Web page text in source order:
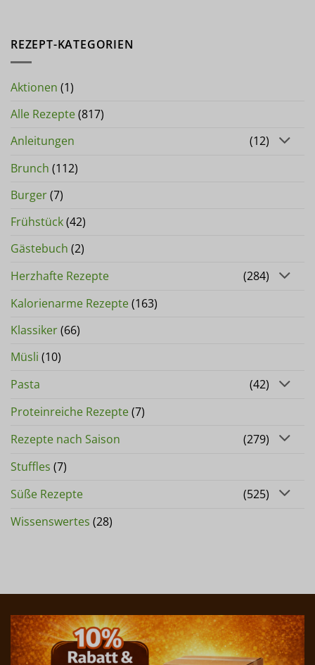
REZEPT-KATEGORIEN
Aktionen (1)
Alle Rezepte(817)
Anleitungen
(12)
Brunch (112)
Burger(7)
Frühstück(42)
Gästebuch (2)
Herzhafte Rezepte
(284)
Kalorienarme Rezepte(163)
Klassiker(66)
Müsli (10)
Pasta
(42)
Proteinreiche Rezepte(7)
Rezepte nach Saison
(279)
Stuffles (7)
Süße Rezepte
(525)
Wissenswertes (28)